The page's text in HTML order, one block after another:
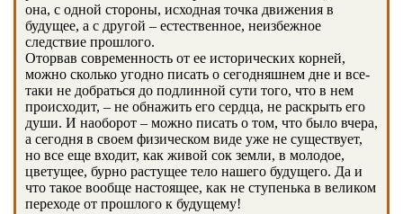
она, с одной стороны, исходная точка движения в
будущее, а с другой – естественное, неизбежное
следствие прошлого.
Оторвав современность от ее исторических корней,
можно сколько угодно писать о сегодняшнем дне и все-
таки не добраться до подлинной сути того, что в нем
происходит, – не обнажить его сердца, не раскрыть его
души. И наоборот – можно писать о том, что было вчера,
а сегодня в своем физическом виде уже не существует,
но все еще входит, как живой сок земли, в молодое,
цветущее, бурно растущее тело нашего будущего. Да и
что такое вообще настоящее, как не ступенька в великом
переходе от прошлого к будущему!